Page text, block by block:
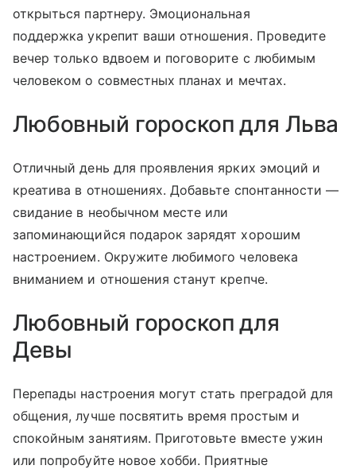
открыться партнеру. Эмоциональная
поддержка укрепит ваши отношения. Проведите
вечер только вдвоем и поговорите с любимым
человеком о совместных планах и мечтах.
Любовный гороскоп для Льва
Отличный день для проявления ярких эмоций и
креатива в отношениях. Добавьте спонтанности —
свидание в необычном месте или
запоминающийся подарок зарядят хорошим
настроением. Окружите любимого человека
вниманием и отношения станут крепче.
Любовный гороскоп для
Девы
Перепады настроения могут стать преградой для
общения, лучше посвятить время простым и
спокойным занятиям. Приготовьте вместе ужин
или попробуйте новое хобби. Приятные